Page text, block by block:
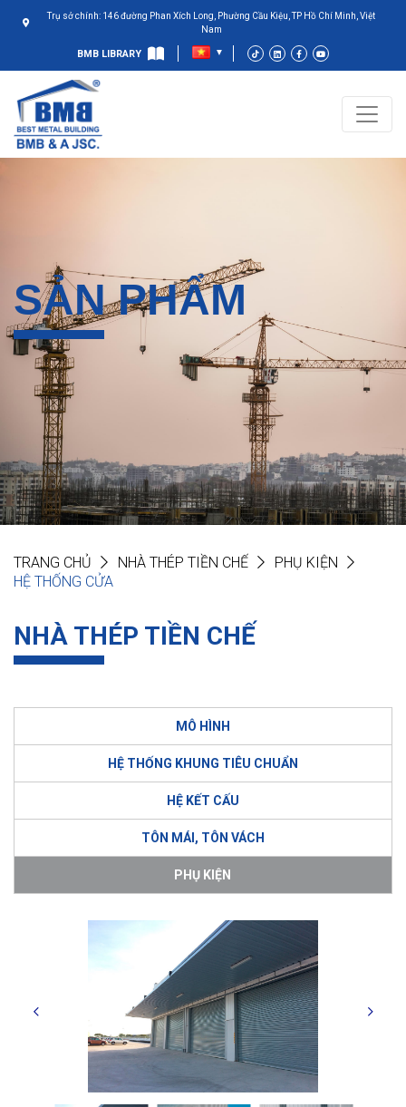
Trụ sở chính: 146 đường Phan Xích Long, Phường Cầu Kiệu, TP Hồ Chí Minh, Việt
Nam
BMB LIBRARY
SẢN PHẨM
TRANG CHỦ NHÀ THÉP TIỀN CHẾ
PHỤ KIỆN
HỆ THỐNG CỬA
NHÀ THÉP TIỀN CHẾ
MÔ HÌNH
HỆ THỐNG KHUNG TIÊU CHUẨN
HỆ KẾT CẤU
TÔN MÁI, TÔN VÁCH
PHỤ KIỆN